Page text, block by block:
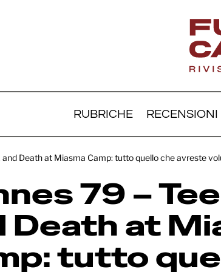
RUBRICHE RECENSIONI
Recensioni
Cannes 79
quello che
sullo
osato
and Death at Miasma Camp: tutto quello che avreste
79 –
Death at
tutto